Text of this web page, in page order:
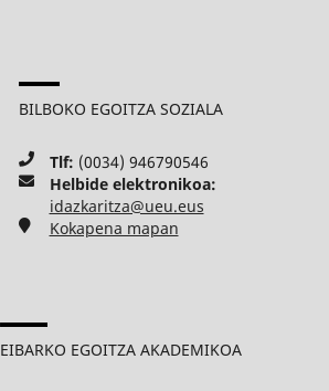
BILBOKO EGOITZA SOZIALA
Tlf: (0034) 946790546
Helbide elektronikoa:
idazkaritza@ueu.eus
Kokapena mapan
EIBARKO EGOITZA AKADEMIKOA